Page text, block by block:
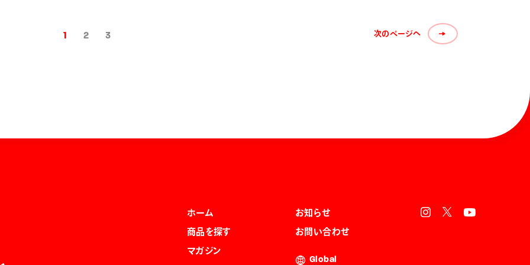
1 2 3 次のページへ
ホーム
商品を探す
マガジン
お知らせ
お問い合わせ
Global